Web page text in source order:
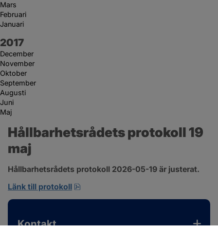
Mars
Februari
Januari
År:
2017
December
November
Oktober
September
Augusti
Juni
Maj
Hållbarhetsrådets protokoll 19
maj
Hållbarhetsrådets protokoll 2026-05-19 är justerat.
Länk till protokoll
Kontakt